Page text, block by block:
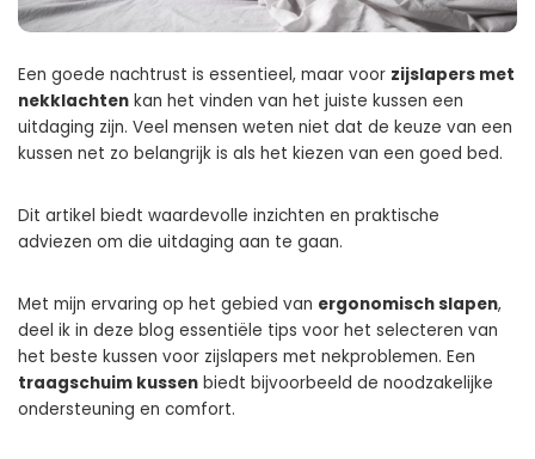
Een goede nachtrust is essentieel, maar voor zijslapers met
nekklachten kan het vinden van het juiste kussen een
uitdaging zijn. Veel mensen weten niet dat de keuze van een
kussen net zo belangrijk is als het kiezen van een goed bed.
Dit artikel biedt waardevolle inzichten en praktische
adviezen om die uitdaging aan te gaan.
Met mijn ervaring op het gebied van ergonomisch slapen,
deel ik in deze blog essentiële tips voor het selecteren van
het beste kussen voor zijslapers met nekproblemen. Een
traagschuim kussen biedt bijvoorbeeld de noodzakelijke
ondersteuning en comfort.